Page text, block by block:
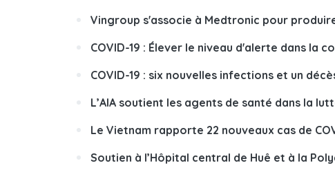
Vingroup s'associe à Medtronic pour
COVID-19 : Élever le niveau d'alerte dans la
COVID-19 : six nouvelles infections et un
L’AIA soutient les agents de santé dans la
Le Vietnam rapporte 22 nouveaux cas de
Soutien à l’Hôpital central de Huê et à la